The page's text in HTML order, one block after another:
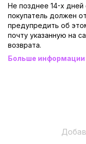
Не позднее 14-х дней
покупатель должен
предупредить об
почту указанную на
возврата.
Больше информации